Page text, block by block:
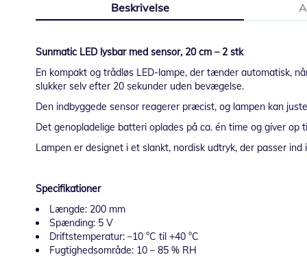
af
Beskrivelse
Sunmatic LED lysbar med sensor, 20 cm – 2 stk
En kompakt og trådløs LED-lampe, der tænder automatisk,
slukker selv efter 20 sekunder uden bevægelse.
Den indbyggede sensor reagerer præcist, og lampen kan
Det genopladelige batteri oplades på ca. én time og giver
Lampen er designet i et slankt, nordisk udtryk, der passer
Specifikationer
Længde: 200 mm
Spænding: 5 V
Driftstemperatur: –10 °C til +40 °C
Fugtighedsområde: 10 – 85 % RH